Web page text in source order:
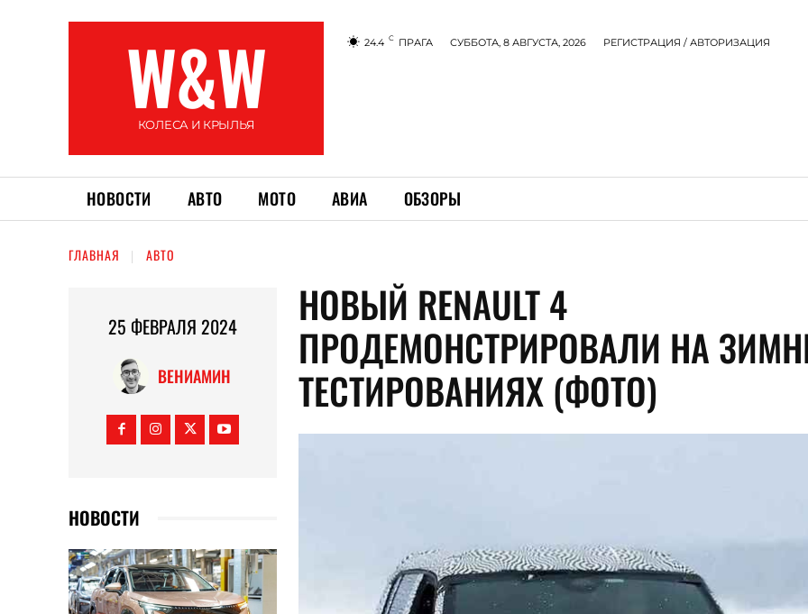
W&W
КОЛЕСА И КРЫЛЬЯ
24.4 C ПРАГА СУББОТА, 8 АВГУСТА, 2026 РЕГИСТРАЦИЯ / АВТОРИЗАЦИЯ
НОВОСТИ АВТО МОТО АВИА ОБЗОРЫ
ГЛАВНАЯ АВТО
25 ФЕВРАЛЯ 2024
ВЕНИАМИН
НОВОСТИ
НОВЫЙ RENAULT 4
ПРОДЕМОНСТРИРОВАЛИ НА
ТЕСТИРОВАНИЯХ (ФОТО)